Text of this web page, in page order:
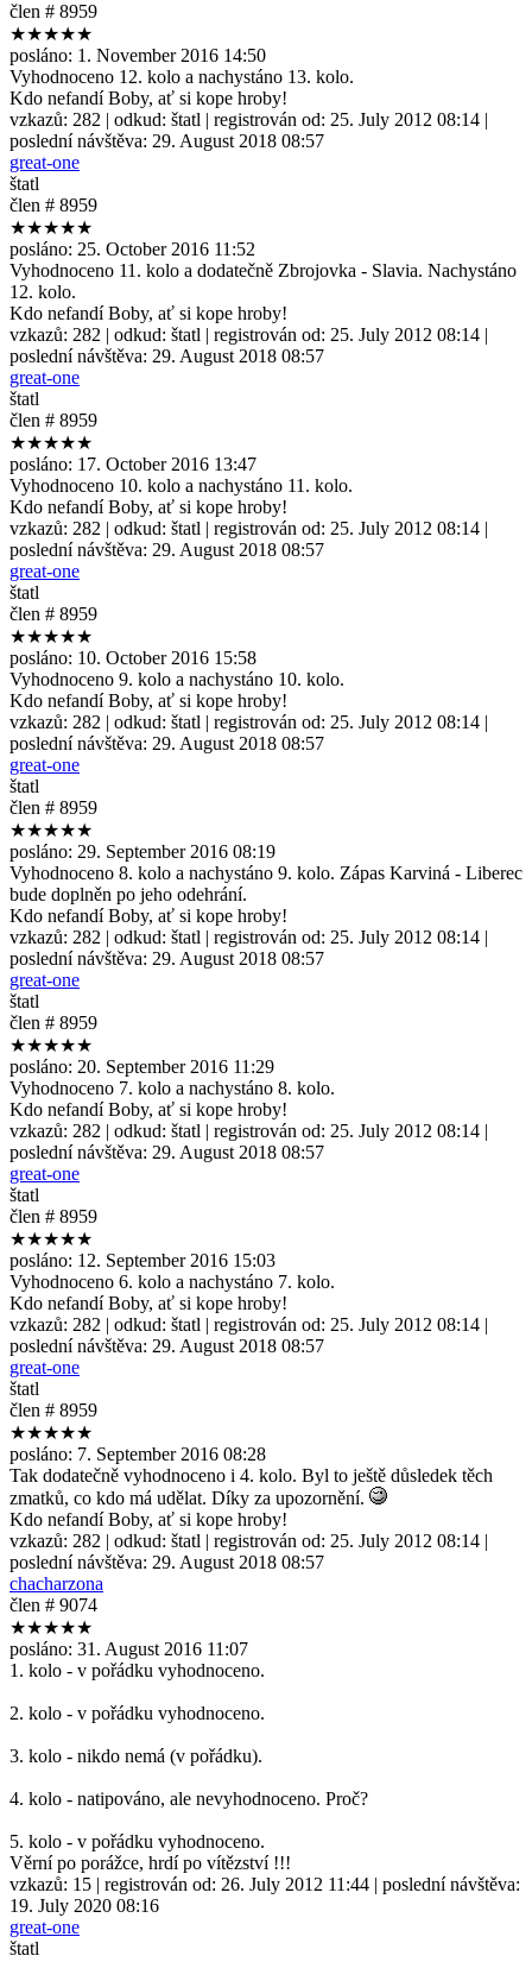
člen # 8959
★★★★★
posláno: 1. November 2016 14:50
Vyhodnoceno 12. kolo a nachystáno 13. kolo.
Kdo nefandí Boby, ať si kope hroby!
vzkazů: 282 | odkud: štatl | registrován od: 25. July 2012 08:14 |
poslední návštěva: 29. August 2018 08:57
great-one
štatl
člen # 8959
★★★★★
posláno: 25. October 2016 11:52
Vyhodnoceno 11. kolo a dodatečně Zbrojovka - Slavia. Nachystáno
12. kolo.
Kdo nefandí Boby, ať si kope hroby!
vzkazů: 282 | odkud: štatl | registrován od: 25. July 2012 08:14 |
poslední návštěva: 29. August 2018 08:57
great-one
štatl
člen # 8959
★★★★★
posláno: 17. October 2016 13:47
Vyhodnoceno 10. kolo a nachystáno 11. kolo.
Kdo nefandí Boby, ať si kope hroby!
vzkazů: 282 | odkud: štatl | registrován od: 25. July 2012 08:14 |
poslední návštěva: 29. August 2018 08:57
great-one
štatl
člen # 8959
★★★★★
posláno: 10. October 2016 15:58
Vyhodnoceno 9. kolo a nachystáno 10. kolo.
Kdo nefandí Boby, ať si kope hroby!
vzkazů: 282 | odkud: štatl | registrován od: 25. July 2012 08:14 |
poslední návštěva: 29. August 2018 08:57
great-one
štatl
člen # 8959
★★★★★
posláno: 29. September 2016 08:19
Vyhodnoceno 8. kolo a nachystáno 9. kolo. Zápas Karviná - Liberec
bude doplněn po jeho odehrání.
Kdo nefandí Boby, ať si kope hroby!
vzkazů: 282 | odkud: štatl | registrován od: 25. July 2012 08:14 |
poslední návštěva: 29. August 2018 08:57
great-one
štatl
člen # 8959
★★★★★
posláno: 20. September 2016 11:29
Vyhodnoceno 7. kolo a nachystáno 8. kolo.
Kdo nefandí Boby, ať si kope hroby!
vzkazů: 282 | odkud: štatl | registrován od: 25. July 2012 08:14 |
poslední návštěva: 29. August 2018 08:57
great-one
štatl
člen # 8959
★★★★★
posláno: 12. September 2016 15:03
Vyhodnoceno 6. kolo a nachystáno 7. kolo.
Kdo nefandí Boby, ať si kope hroby!
vzkazů: 282 | odkud: štatl | registrován od: 25. July 2012 08:14 |
poslední návštěva: 29. August 2018 08:57
great-one
štatl
člen # 8959
★★★★★
posláno: 7. September 2016 08:28
Tak dodatečně vyhodnoceno i 4. kolo. Byl to ještě důsledek těch
zmatků, co kdo má udělat. Díky za upozornění.
Kdo nefandí Boby, ať si kope hroby!
vzkazů: 282 | odkud: štatl | registrován od: 25. July 2012 08:14 |
poslední návštěva: 29. August 2018 08:57
chacharzona
člen # 9074
★★★★★
posláno: 31. August 2016 11:07
1. kolo - v pořádku vyhodnoceno.
2. kolo - v pořádku vyhodnoceno.
3. kolo - nikdo nemá (v pořádku).
4. kolo - natipováno, ale nevyhodnoceno. Proč?
5. kolo - v pořádku vyhodnoceno.
Věrní po porážce, hrdí po vítězství !!!
vzkazů: 15 | registrován od: 26. July 2012 11:44 | poslední návštěva:
19. July 2020 08:16
great-one
štatl